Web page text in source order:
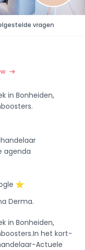
vragen
in Bonheiden,
agenda
⭐️
Derma.
in Bonheiden,
het kort-
Actuele